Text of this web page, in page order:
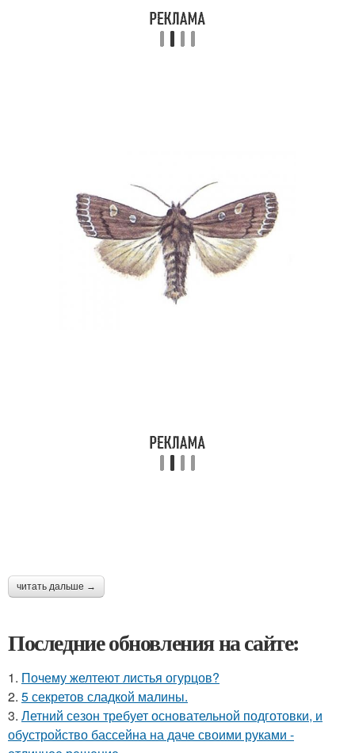
читать дальше →
Последние обновления на сайте:
1. Почему желтеют листья огурцов?
2. 5 секретов сладкой малины.
3. Летний сезон требует основательной подготовки, и
обустройство бассейна на даче своими руками -